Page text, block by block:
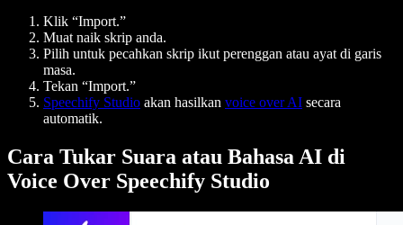
Klik “Import.”
Muat naik skrip anda.
Pilih untuk pecahkan skrip ikut perenggan atau ayat di garis
masa.
Tekan “Import.”
Speechify Studio akan hasilkan voice over AI secara
automatik.
Cara Tukar Suara atau Bahasa AI di
Voice Over Speechify Studio